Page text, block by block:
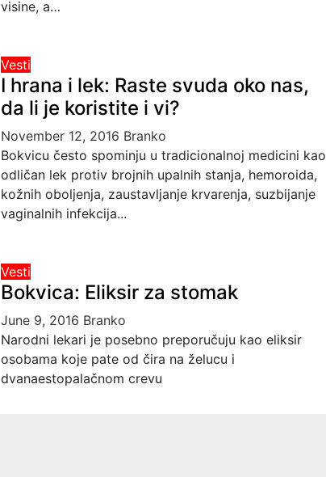
visine, a…
Vesti
I hrana i lek: Raste svuda oko nas,
da li je koristite i vi?
November 12, 2016 Branko
Bokvicu često spominju u tradicionalnoj medicini kao
odličan lek protiv brojnih upalnih stanja, hemoroida,
kožnih oboljenja, zaustavljanje krvarenja, suzbijanje
vaginalnih infekcija...
Vesti
Bokvica: Eliksir za stomak
June 9, 2016 Branko
Narodni lekari je posebno preporučuju kao eliksir
osobama koje pate od čira na želucu i
dvanaestopalačnom crevu